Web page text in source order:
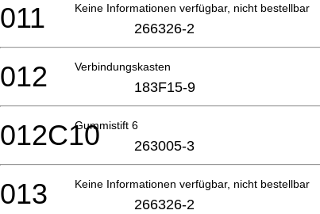
Keine Informationen verfügbar, nicht bestellbar
011 266326-2
Verbindungskasten
012 183F15-9
Gummistift 6
012C10 263005-3
Keine Informationen verfügbar, nicht bestellbar
013 266326-2